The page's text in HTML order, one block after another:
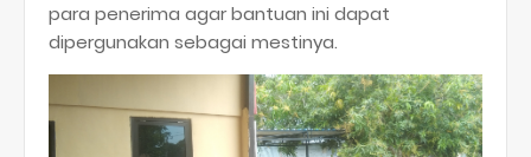
para penerima agar bantuan ini dapat
dipergunakan sebagai mestinya.